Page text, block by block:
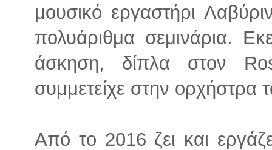
μουσικό εργαστήρι
πολυάριθμα σεμινάρια.
άσκηση, δίπλα στον
συμμετείχε στην ορχήστρα
Από το 2016 ζει και